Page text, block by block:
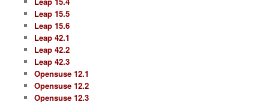
Leap 15.5
Leap 15.6
Leap 42.1
Leap 42.2
Leap 42.3
Opensuse 12.1
Opensuse 12.2
Opensuse 12.3